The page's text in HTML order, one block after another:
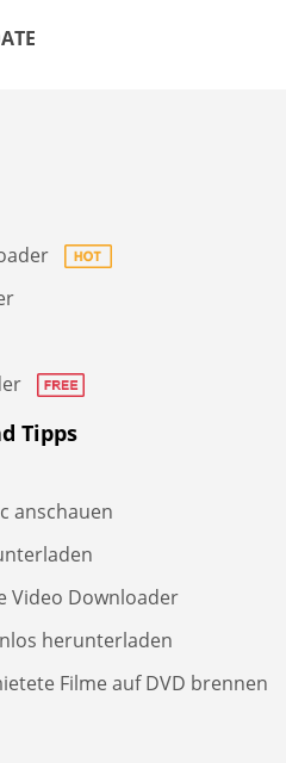
Tipps
anschauen
Video Downloader
herunterladen
Filme auf DVD brennen